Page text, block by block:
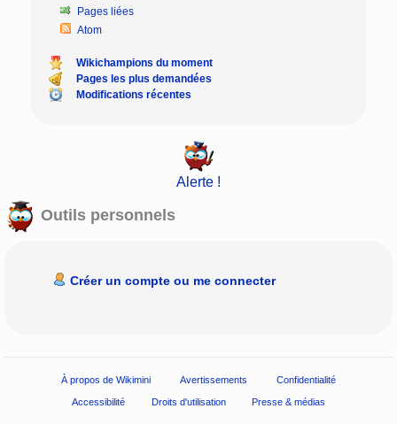
Pages liées
Atom
Wikichampions du moment
Pages les plus demandées
Modifications récentes
Alerte !
Outils personnels
Créer un compte ou me connecter
À propos de Wikimini Avertissements Confidentialité
Accessibilité Droits d'utilisation Presse & médias